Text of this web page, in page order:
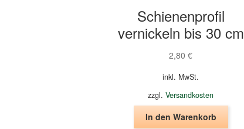
der
Schienenprofil
vernickeln bis 30 cm
2,80€
inkl. MwSt.
zzgl.Versandkosten
In den Warenkorb